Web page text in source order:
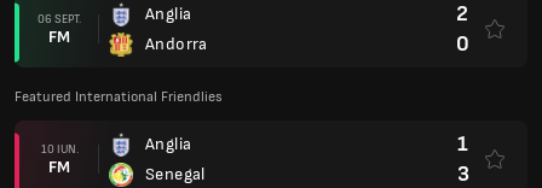
06 SEPT.
FM
Anglia
Andorra
2
0
Featured International Friendlies
10 IUN.
FM
Anglia
Senegal
1
3